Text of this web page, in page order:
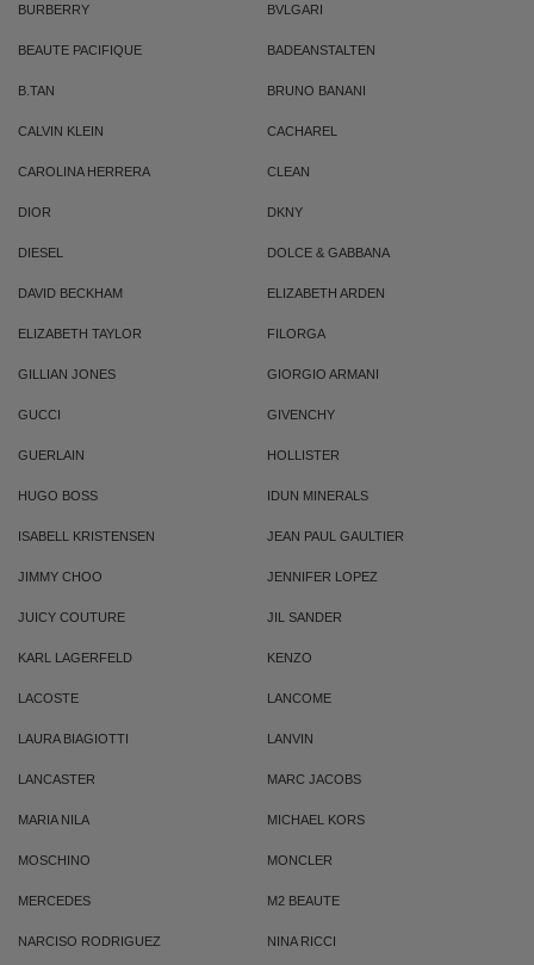
BURBERRY BVLGARI
BEAUTE PACIFIQUE BADEANSTALTEN
B.TAN BRUNO BANANI
CALVIN KLEIN CACHAREL
CAROLINA HERRERA CLEAN
DIOR DKNY
DIESEL DOLCE & GABBANA
DAVID BECKHAM ELIZABETH ARDEN
ELIZABETH TAYLOR FILORGA
GILLIAN JONES GIORGIO ARMANI
GUCCI GIVENCHY
GUERLAIN HOLLISTER
HUGO BOSS IDUN MINERALS
ISABELL KRISTENSEN JEAN PAUL GAULTIER
JIMMY CHOO JENNIFER LOPEZ
JUICY COUTURE JIL SANDER
KARL LAGERFELD KENZO
LACOSTE LANCOME
LAURA BIAGIOTTI LANVIN
LANCASTER MARC JACOBS
MARIA NILA MICHAEL KORS
MOSCHINO MONCLER
MERCEDES M2 BEAUTE
NARCISO RODRIGUEZ NINA RICCI